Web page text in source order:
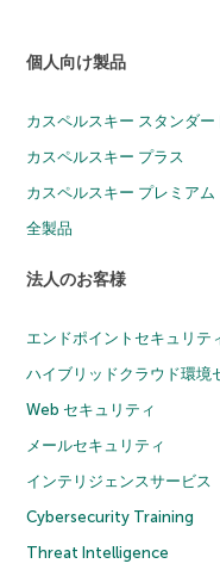
個人向け製品
カスペルスキー スタンダー
カスペルスキー プラス
カスペルスキー プレミアム
全製品
法人のお客様
エンドポイントセキュリテ
ハイブリッドクラウド環境
Web セキュリティ
メールセキュリティ
インテリジェンスサービス
Cybersecurity Training
Threat Intelligence